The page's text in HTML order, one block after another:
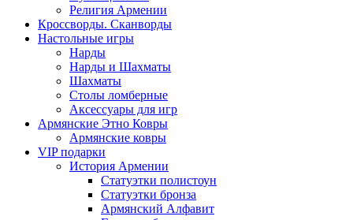
Религия Армении
Кроссворды. Сканворды
Настольные игры
Нарды
Нарды и Шахматы
Шахматы
Столы ломберные
Аксессуары для игр
Армянские Этно Ковры
Армянские ковры
VIP подарки
История Армении
Статуэтки полистоун
Статуэтки бронза
Армянский Алфавит